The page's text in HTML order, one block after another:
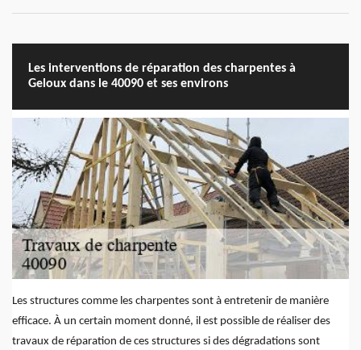
Les interventions de réparation des charpentes à
Geloux dans le 40090 et ses environs
Les structures comme les charpentes sont à entretenir de manière
efficace. À un certain moment donné, il est possible de réaliser des
travaux de réparation de ces structures si des dégradations sont